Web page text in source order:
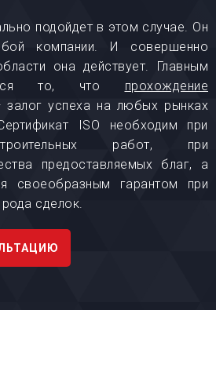
подойдет в этом случае. Он
компании. И совершенно
она действует. Главным
то, что прохождение
залог успеха на любых рынках
ISO необходим при
работ, при
предоставляемых благ, а
своеобразным гарантом при
сделок.